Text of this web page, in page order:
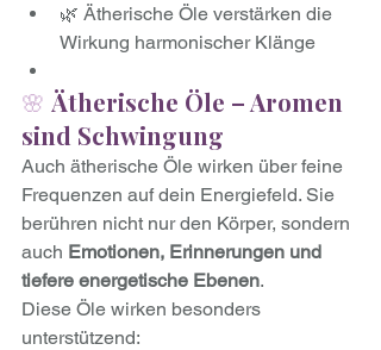
🌿 Ätherische Öle verstärken die
Wirkung harmonischer Klänge
🌸 Ätherische Öle – Aromen
sind Schwingung
Auch ätherische Öle wirken über feine
Frequenzen auf dein Energiefeld. Sie
berühren nicht nur den Körper, sondern
auch Emotionen, Erinnerungen und
tiefere energetische Ebenen.
Diese Öle wirken besonders
unterstützend: